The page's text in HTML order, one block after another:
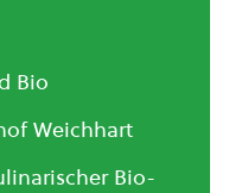
Bio
Weichhart
Bio-